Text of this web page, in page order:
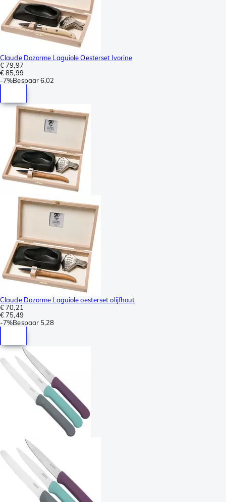
Claude Dozorme Laguiole Oesterset Ivorine
€ 79,97
€ 85,99
-7%Bespaar6,02
Claude Dozorme Laguiole oesterset olijfhout
€ 70,21
€ 75,49
-7%Bespaar 5,28